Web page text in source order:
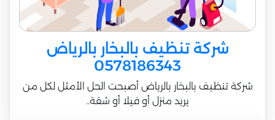
شركة تنظيف بالبخار بالرياض
0578186343
شركة تنظيف بالبخار بالرياض أصبحت الحل الأمثل لكل من
يريد منزل أو فيلا أو شقة..